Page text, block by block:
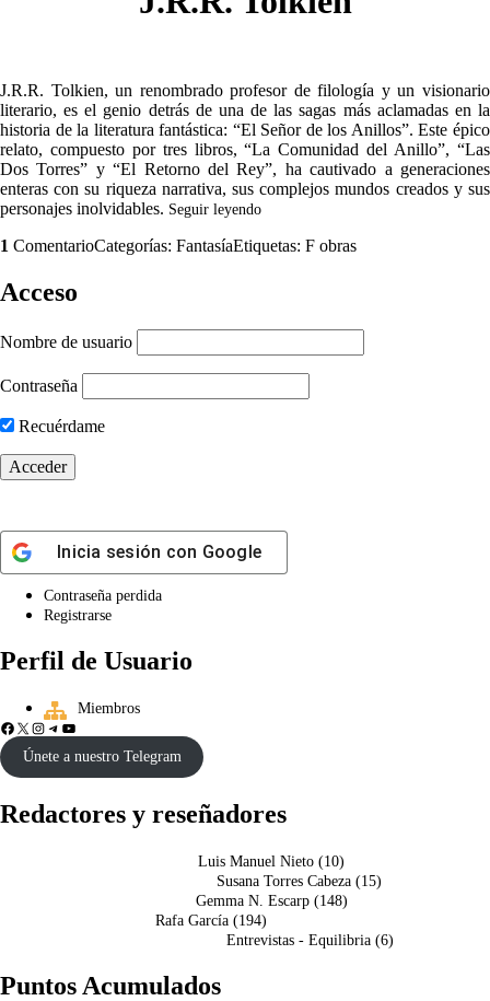
J.R.R. Tolkien, un renombrado profesor de filología y un visionario
literario, es el genio detrás de una de las sagas más aclamadas en la
historia de la literatura fantástica: “El Señor de los Anillos”. Este épico
relato, compuesto por tres libros, “La Comunidad del Anillo”, “Las
Dos Torres” y “El Retorno del Rey”, ha cautivado a generaciones
enteras con su riqueza narrativa, sus complejos mundos creados y sus
personajes inolvidables. Seguir leyendo
1 ComentarioCategorías: FantasíaEtiquetas: F obras
Acceso
Nombre de usuario
Contraseña
Recuérdame
Inicia sesión con Google
Contraseña perdida
Registrarse
Perfil de Usuario
Miembros
Únete a nuestro Telegram
Redactores y reseñadores
Luis Manuel Nieto (10)
Susana Torres Cabeza (15)
Gemma N. Escarp (148)
Rafa García (194)
Entrevistas - Equilibria (6)
Puntos Acumulados